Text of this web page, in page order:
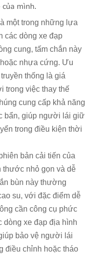
mình.
là một trong những lựa
các dòng xe đạp
cung, tấm chắn này
nhựa cứng. Ưu
thống là giá
trong việc thay thế
cung cấp khả năng
bẩn, giúp người lái giữ
trong điều kiện thời
bản cải tiến của
thước nhỏ gọn và dễ
bùn này thường
su, với đặc điểm dễ
cần công cụ phức
dòng xe đạp địa hình
bảo vệ người lái
điều chỉnh hoặc tháo